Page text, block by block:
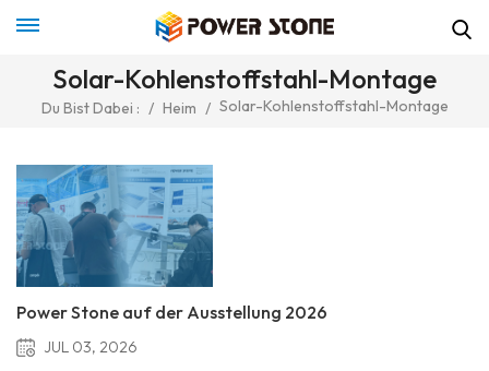
Solar-Kohlenstoffstahl-Montage
Du Bist Dabei : / Heim / Solar-Kohlenstoffstahl-Montage
Power Stone auf der Ausstellung 2026
JUL 03, 2026